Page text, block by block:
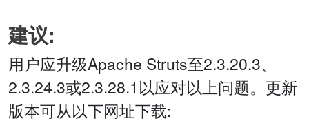
建议:
用户应升级Apache Struts至2.3.20.3、
2.3.24.3或2.3.28.1以应对以上问题。更新
版本可从以下网址下载: